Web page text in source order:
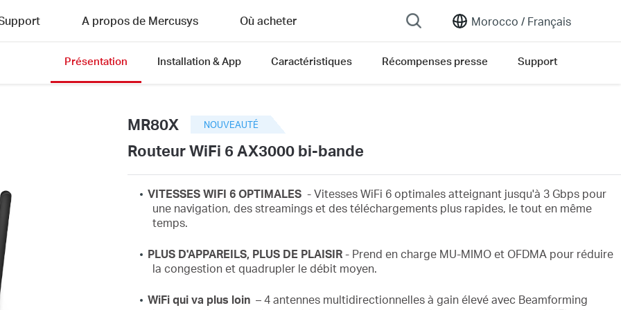
Morocco / Français
A propos de Mercusys Où acheter
Présentation Installation & App Caractéristiques Récompenses presse Support
MR80X NOUVEAUTÉ
Routeur WiFi 6 AX3000 bi-bande
VITESSES WIFI 6 OPTIMALES - Vitesses WiFi 6 optimalesatteignant jusqu'à 3 Gbps pour
une navigation, des streamingset des téléchargements plus rapides, le tout en même
temps.
PLUS D'APPAREILS, PLUS DE PLAISIR- Prend en charge MU-MIMO et OFDMA pour réduire
la congestion et quadrupler le débit moyen.
WiFiqui va plus loin – 4 antennes multidirectionnelles à gain élevé avec Beamforming